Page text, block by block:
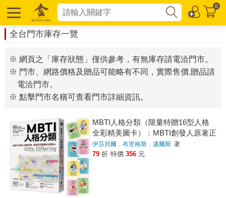
0
全台門市庫存一覽
※ 網頁之「庫存狀態」僅供參考，有無庫存請電洽門市。
※ 門市、網路價格及贈品可能略有不同，實際售價.贈品請
電洽門市。
※ 點擊門市名稱可查看門市詳細資訊。
MBTI人格分類（限量特贈16型人格
全彩精美圖卡）：MBTI創發人原著正
典，使你真正瞭解自己與他人
伊莎貝爾．布里格斯．邁爾斯 著
79 折 特價 356 元